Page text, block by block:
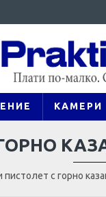
КАМЕРИ
с горно